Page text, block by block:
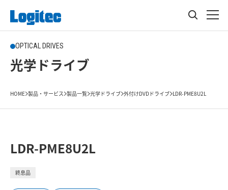
OPTICAL DRIVES
光学ドライブ
HOME 製品・サービス 製品一覧 光学ドライブ 外付けDVDドライブ LDR-PME8U2L
LDR-PME8U2L
終息品